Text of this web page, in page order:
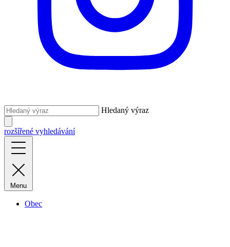
Hledaný výraz
rozšířené vyhledávání
Menu
Obec